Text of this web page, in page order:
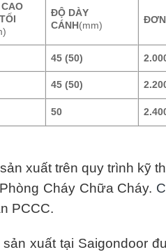
ĐỘ DÀY
CÁNH(mm)
45 (50)
45 (50)
50
xuất trên quy trình kỹ
Cháy Chữa Cháy.
PCCC.
xuất tại Saigondoor